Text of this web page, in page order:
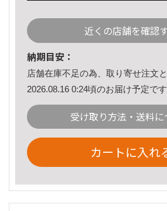
近くの店舗を確認
納期目安：
店舗在庫不足の為、取り寄せ注文と
2026.08.16 0:24頃のお届け予定です
受け取り方法・送料に
カートに入れ